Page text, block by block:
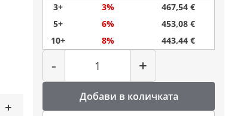
3+
3%
467,54 €
5+
6%
453,08 €
10+
8% 443,44 €
-
Количество
+
Добави в количката